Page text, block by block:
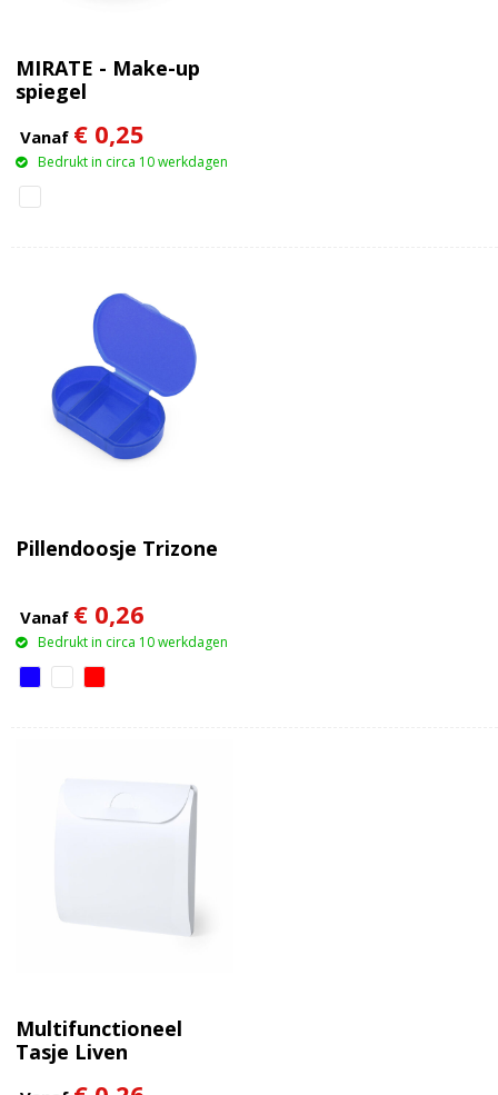
MIRATE - Make-up
spiegel
Vanaf € 0,25
Bedrukt in circa 10 werkdagen
Pillendoosje Trizone
Vanaf € 0,26
Bedrukt in circa 10 werkdagen
Multifunctioneel
Tasje Liven